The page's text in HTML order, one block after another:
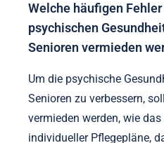
Welche häufigen
psychischen
Senioren vermieden
Um die psychische
Senioren zu verbessern,
vermieden werden, wie
individueller Pflegepläne,